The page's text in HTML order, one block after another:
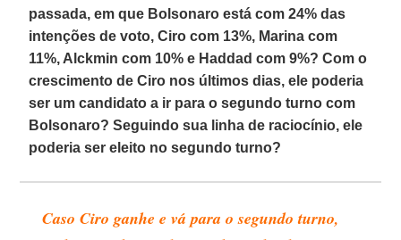
passada, em que Bolsonaro está com 24% das
intenções de voto, Ciro com 13%, Marina com
11%, Alckmin com 10% e Haddad com 9%? Com o
crescimento de Ciro nos últimos dias, ele poderia
ser um candidato a ir para o segundo turno com
Bolsonaro? Seguindo sua linha de raciocínio, ele
poderia ser eleito no segundo turno?
Caso Ciro ganhe e vá para o segundo turno,